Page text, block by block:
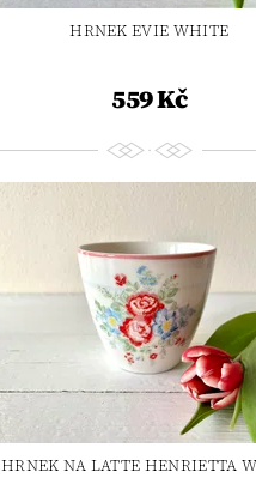
HRNEK EVIE WHITE
559 Kč
HRNEK NA LATTE HENRIETTA